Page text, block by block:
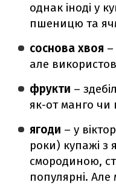
однак іноді у
пшеницю та
соснова хвоя
але
фрукти –
як-от манго чи
ягоди – у
роки) купажі з
смородиною,
популярні. Але